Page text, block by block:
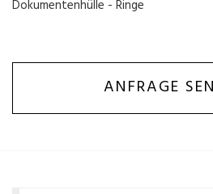
Dokumentenhülle - Ringe
ANFRAGE